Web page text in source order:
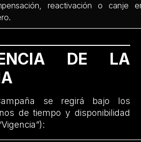
reactivación o canje
DE LA
se regirá bajo los
de tiempo y disponibilidad